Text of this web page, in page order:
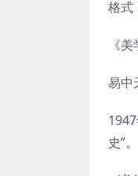
格式
《
易中
史”。